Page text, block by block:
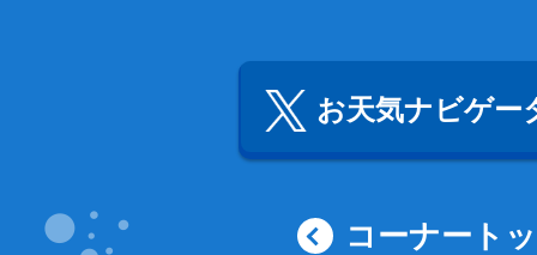
お天気ナビゲー
コーナート